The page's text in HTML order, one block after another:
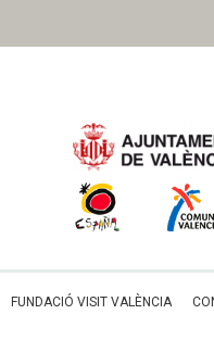
FUNDACIÓ VISIT VALÈNCIA